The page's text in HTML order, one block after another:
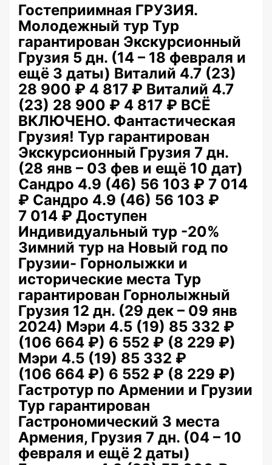
Гостеприимная ГРУЗИЯ.
Молодежный тур Тур
гарантирован Экскурсионный
Грузия 5 дн. (14 – 18 февраля и
ещё 3 даты) Виталий 4.7 (23)
28 900 ₽ 4 817 ₽ Виталий 4.7
(23) 28 900 ₽ 4 817 ₽ ВСЁ
ВКЛЮЧЕНО. Фантастическая
Грузия! Тур гарантирован
Экскурсионный Грузия 7 дн.
(28 янв – 03 фев и ещё 10 дат)
Сандро 4.9 (46) 56 103 ₽ 7 014
₽ Сандро 4.9 (46) 56 103 ₽
7 014 ₽ Доступен
Индивидуальный тур -20%
Зимний тур на Новый год по
Грузии- Горнолыжки и
исторические места Тур
гарантирован Горнолыжный
Грузия 12 дн. (29 дек – 09 янв
2024) Мэри 4.5 (19) 85 332 ₽
(106 664 ₽) 6 552 ₽ (8 229 ₽)
Мэри 4.5 (19) 85 332 ₽
(106 664 ₽) 6 552 ₽ (8 229 ₽)
Гастротур по Армении и Грузии
Тур гарантирован
Гастрономический 3 места
Армения, Грузия 7 дн. (04 – 10
февраля и ещё 2 даты)